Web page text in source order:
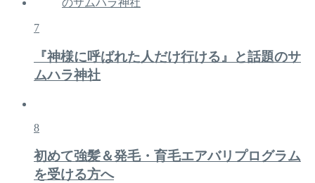
7
『神様に呼ばれた人だけ行ける』と話題のサ
ムハラ神社
8
初めて強髪＆発毛・育毛エアバリプログラム
を受ける方へ